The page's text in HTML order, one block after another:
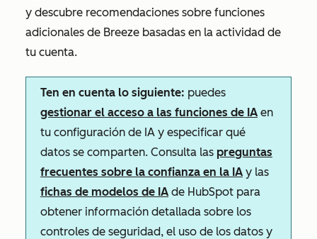
y descubre recomendaciones sobre funciones
adicionales de Breeze basadas en la actividad de
tu cuenta.
Ten en cuenta lo siguiente: puedes
gestionar el acceso a las funciones de IA en
tu configuración de IA y especificar qué
datos se comparten. Consulta las preguntas
frecuentes sobre la confianza en la IA y las
fichas de modelos de IA de HubSpot para
obtener información detallada sobre los
controles de seguridad, el uso de los datos y